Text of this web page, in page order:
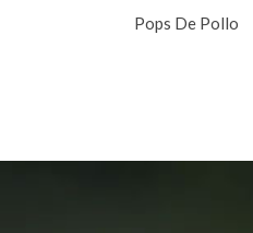
Pops De Pollo